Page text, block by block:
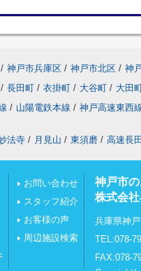
/ 神戸市兵庫区 / 神戸市北区 / 神
/ 長田町 / 衣掛町 / 大谷町 / 大田
/ 山陽電鉄本線 / 神戸高速東西
法寺 / 月見山 / 東須磨 / 高速長田
お問い合わせ
スタッフ紹介
お客様の声
周辺施設検索
神戸市
株式会
兵庫県神
TEL:078-
FAX:078-